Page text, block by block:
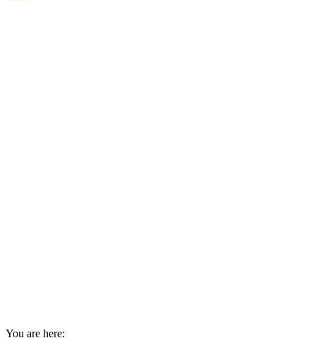
You are here: